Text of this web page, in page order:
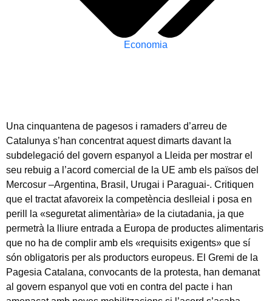
Economia
Una cinquantena de pagesos i ramaders d’arreu de
Catalunya s’han concentrat aquest dimarts davant la
subdelegació del govern espanyol a Lleida per mostrar el
seu rebuig a l’acord comercial de la UE amb els països del
Mercosur –Argentina, Brasil, Urugai i Paraguai-. Critiquen
que el tractat afavoreix la competència deslleial i posa en
perill la «seguretat alimentària» de la ciutadania, ja que
permetrà la lliure entrada a Europa de productes alimentaris
que no ha de complir amb els «requisits exigents» que sí
són obligatoris per als productors europeus. El Gremi de la
Pagesia Catalana, convocants de la protesta, han demanat
al govern espanyol que voti en contra del pacte i han